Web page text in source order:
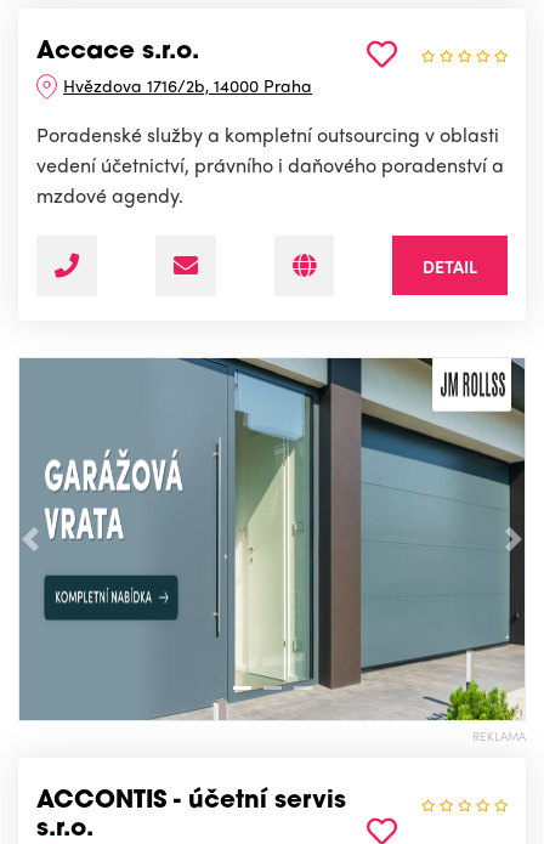
Accace s.r.o.
Hvězdova 1716/2b, 14000 Praha
Poradenské služby a kompletní outsourcing v oblasti
vedení účetnictví, právního i daňového poradenství a
mzdové agendy.
DETAIL
Předchozí
REKLAMA
ACCONTIS - účetní servis
s.r.o.